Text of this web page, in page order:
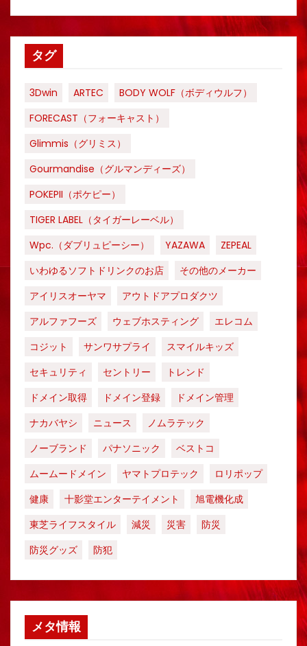
タグ
3Dwin ARTEC
BODY WOLF（ボディウルフ）
FORECAST（フォーキャスト）
Glimmis（グリミス）
Gourmandise（グルマンディーズ）
POKEPII（ポケピー）
TIGER LABEL（タイガーレーベル）
Wpc.（ダブリュピーシー）
YAZAWA
ZEPEAL
いわゆるソフトドリンクのお店
その他のメーカー
アイリスオーヤマ
アウトドアプロダクツ
アルファフーズ
ウェブホスティング
エレコム
コジット
サンワサプライ
スマイルキッズ
セキュリティ
セントリー
トレンド
ドメイン取得
ドメイン登録
ドメイン管理
ナカバヤシ
ニュース
ノムラテック
ノーブランド
パナソニック
ベストコ
ムームードメイン
ヤマトプロテック
ロリポップ
健康
十影堂エンターテイメント
旭電機化成
東芝ライフスタイル
減災 災害
防災
防災グッズ
防犯
メタ情報